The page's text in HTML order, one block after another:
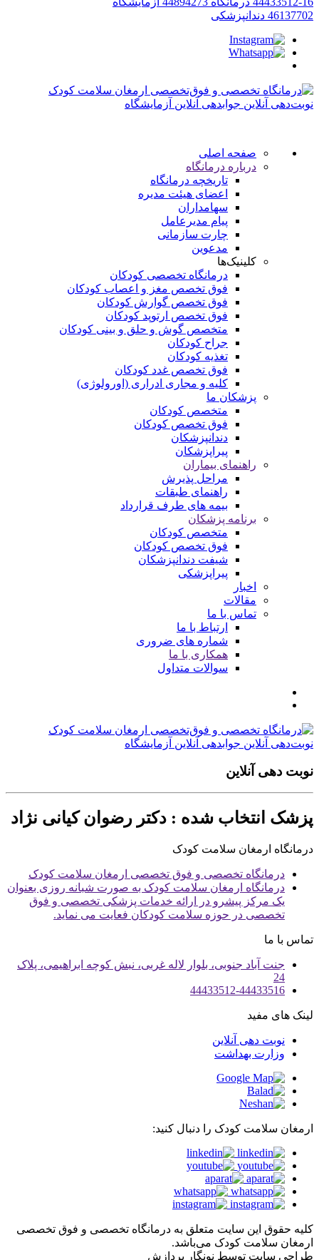
46137702 دندانپزشکی
نوبت‌دهی آنلاین جوابدهی آنلاین آزمایشگاه
صفحه اصلی
درباره درمانگاه
تاریخچه درمانگاه
اعضای هیئت مدیره
سهامداران
پیام مدیرعامل
چارت سازمانی
مدعوین
کلینیک‌ها
درمانگاه تخصصی کودکان
فوق تخصص مغز و اعصاب کودکان
فوق تخصص گوارش کودکان
فوق تخصص ارتوپد کودکان
متخصص گوش و حلق و بینی کودکان
جراح کودکان
تغذیه کودکان
فوق تخصص غدد کودکان
کلیه و مجاری ادراری (اورولوژی)
پزشکان ما
متخصص کودکان
فوق تخصص کودکان
دندانپزشکان
پیراپزشکان
راهنمای بیماران
مراحل پذیرش
راهنمای طبقات
بیمه های طرف قرارداد
برنامه پزشکان
متخصص کودکان
فوق تخصص کودکان
شیفت دندانپزشکان
پیراپزشکی
اخبار
مقالات
تماس با ما
ارتباط با ما
شماره های ضروری
همکاری با ما
سوالات متداول
نوبت‌دهی آنلاین جوابدهی آنلاین آزمایشگاه
نوبت دهی آنلاین
پزشک انتخاب شده : دکتر رضوان کیانی نژاد
درمانگاه ارمغان سلامت کودک
درمانگاه تخصصی و فوق تخصصی ارمغان سلامت کودک
درمانگاه ارمغان سلامت کودک به صورت شبانه روزی بعنوان
یک مرکز پیشرو در ارائه خدمات پزشکی تخصصی و فوق
تخصصی در حوزه سلامت کودکان فعایت می نماید.
تماس با ما
جنت آباد جنوبی، بلوار لاله غربی، نبش کوچه ابراهیمی، پلاک
24
44433512-44433516
لینک های مفید
نوبت دهی آنلاین
وزارت بهداشت
ارمغان سلامت کودک را دنبال کنید:
کلیه حقوق این سایت متعلق به درمانگاه تخصصی و فوق تخصصی
ارمغان سلامت کودک می‌باشد.
طراحی سايت توسط نونگار پردازش